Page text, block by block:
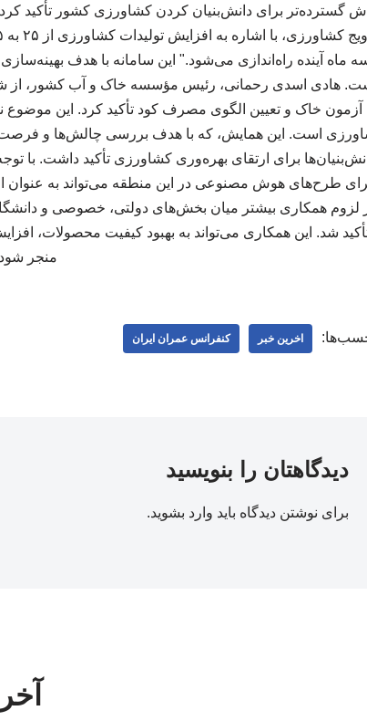
گسترده‌تر برای دانش‌بنیان کردن کشاورزی کشور تأکید
سه ماه آینده راه‌اندازی می‌شود." این سامانه با هدف
آزمون خاک و تعیین الگوی مصرف کود تأکید کرد. این موضوع
است. این همایش، که با هدف بررسی چالش‌ها و
برای ارتقای بهره‌وری کشاورزی تأکید داشت. با
طرح‌های هوش مصنوعی در این منطقه می‌تواند به عنوان
لزوم همکاری بیشتر میان بخش‌های دولتی، خصوصی و
شد. این همکاری می‌تواند به بهبود کیفیت محصولات،
منجر
اخرین خبر کنفرانس عمران ایران
دیدگاهتان را بنویسید
برای نوشتن دیدگاه باید وارد بشوید.